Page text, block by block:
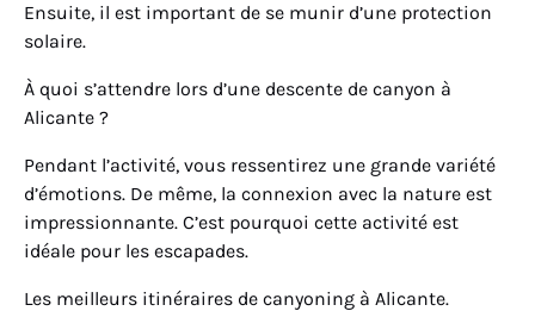
Ensuite, il est important de se munir d’une protection
solaire.
À quoi s’attendre lors d’une descente de canyon à
Alicante ?
Pendant l’activité, vous ressentirez une grande variété
d’émotions. De même, la connexion avec la nature est
impressionnante. C’est pourquoi cette activité est
idéale pour les escapades.
Les meilleurs itinéraires de canyoning à Alicante.